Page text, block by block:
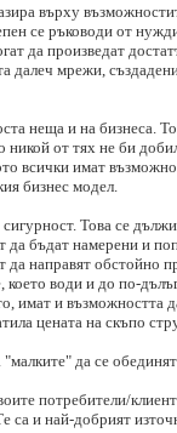
върху
се ръководи от
да произведат
далеч мрежи,
неща и на бизнеса.
никой от тях не би
всички имат
бизнес модел.
Това се
бъдат намерени и
направят обстойно
което води и до по-
имат и възможността
цената на скъпо
да се
потребители/
и най-добрият